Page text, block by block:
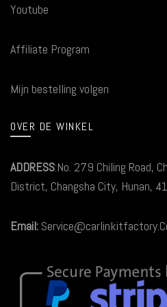
Youtube
Affiliate Program
Mijn bestelling volgen
OVER DE WINKEL
ADDRESS:No. 279 Chiling Road,
District, Changsha City, Hunan,
Email: